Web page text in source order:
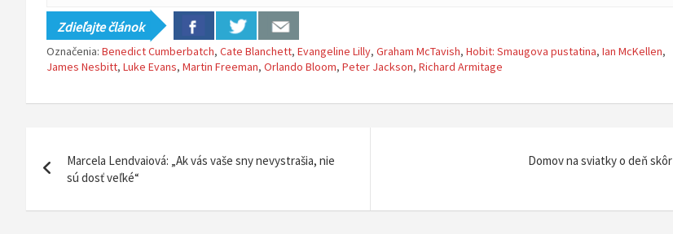
Zdieľajte článok
Označenia: Benedict Cumberbatch, Cate Blanchett, Evangeline Lilly, Graham McTavish, Hobit: Smaugova pustatina, Ian McKellen,
James Nesbitt, Luke Evans, Martin Freeman, Orlando Bloom, Peter Jackson, Richard Armitage
v
Marcela Lendvaiová: „Ak vás vaše sny nevystrašia, nie
sú dosť veľké“
Domov na sviatky o deň skôr